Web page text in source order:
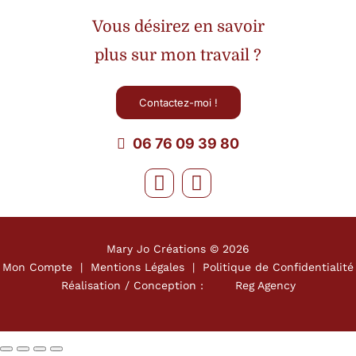
Vous désirez en savoir
plus sur mon travail ?
Contactez-moi !
06 76 09 39 80
Mary Jo Créations © 2026
Mon Compte | Mentions Légales | Politique de Confidentialité
Réalisation / Conception :
Reg Agency